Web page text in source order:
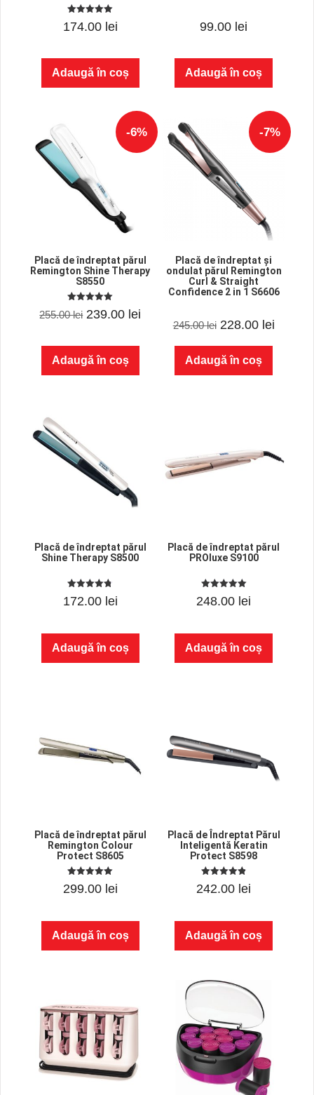
5.00
out of 5
174.00 lei
Adaugă în coș
0
o
5
99.00 lei
Adaugă în coș
-6%
Placă de îndreptat părul
Remington Shine Therapy
S8550
5.00
out of 5
255.00lei Prețul
a
fost:
239.00 lei
curent
239.00 lei.
Adaugă în coș
-7%
Placă de îndreptat și
ondulat părul Remington
Curl & Straight
Confidence 2 in 1 S6606
o
t
f
245.00lei Prețul
inițial
a
228.00 leiPrețul
Adaugă în coș
Placă de îndreptat părul
Shine Therapy S8500
4.75
out of 5
172.00 lei
Adaugă în coș
Placă de îndreptat părul
PROluxe S9100
5.00
out of 5
248.00 lei
Adaugă în coș
Placă de îndreptat părul
Remington Colour
Protect S8605
5.00
out of 5
299.00 lei
Adaugă în coș
Placă de Îndreptat Părul
Inteligentă Keratin
Protect S8598
4.89
out of 5
242.00 lei
Adaugă în coș